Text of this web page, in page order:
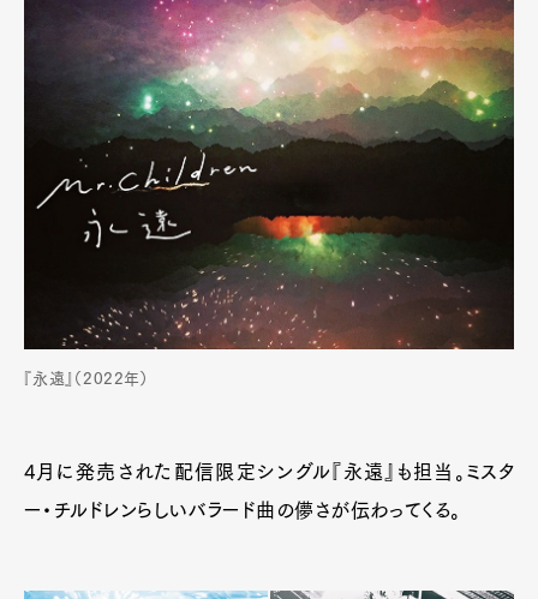
『永遠』（2022年）
4月に発売された配信限定シングル『永遠』も担当。ミスタ
ー・チルドレンらしいバラード曲の儚さが伝わってくる。